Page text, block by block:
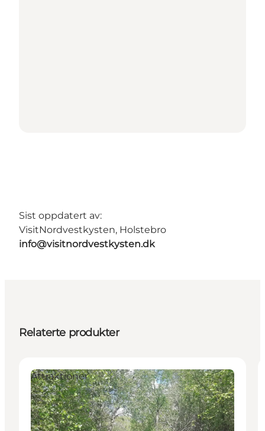
Sist oppdatert av:
VisitNordvestkysten, Holstebro
info@visitnordvestkysten.dk
Relaterte produkter
Attraktioner